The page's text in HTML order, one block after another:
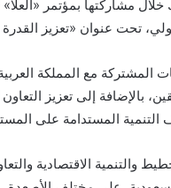
مشاركتها بمؤتمر
تحت عنوان «تعزيز
المشتركة مع المملكة
بالإضافة إلى تعزيز
التنمية المستدامة على
والتنمية الاقتصادية